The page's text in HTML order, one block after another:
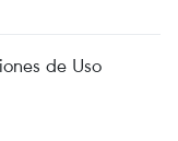
de Uso